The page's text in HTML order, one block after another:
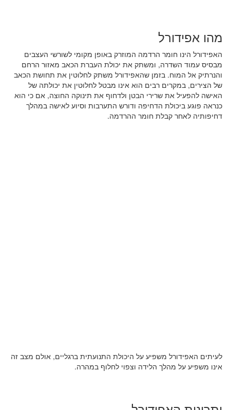
מהו אפידורל
האפידורל הינו חומר הרדמה המוזרק באופן מקומי לשורשי העצבים
מבסיס עמוד השדרה, ומשתק את יכולת העברת הכאב מאזור הרחם
והנרתיק אל המוח. בזמן שהאפידורל משתק לחלוטין את תחושת הכאב
של הצירים, במקרים רבים הוא אינו מבטל לחלוטין את יכולתה של
האישה להפעיל את שרירי הבטן ולדחוף את תינוקה החוצה, אם כי הוא
כנראה פוגע ביכולת הדחיפה ודורש התערבות וסיוע לאישה במהלך
דחיפותיה לאחר קבלת חומר ההרדמה.
לעיתים האפידורל משפיע על היכולת התנועתית ברגליים, אולם מצב זה
אינו משפיע על מהלך הלידה וצפוי לחלוף במהרה.